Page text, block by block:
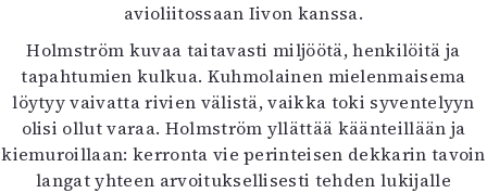
avioliitossaan Iivon kanssa.
Holmström kuvaa taitavasti miljöötä, henkilöitä ja
tapahtumien kulkua. Kuhmolainen mielenmaisema
löytyy vaivatta rivien välistä, vaikka toki syventelyyn
olisi ollut varaa. Holmström yllättää käänteillään ja
kiemuroillaan: kerronta vie perinteisen dekkarin tavoin
langat yhteen arvoituksellisesti tehden lukijalle